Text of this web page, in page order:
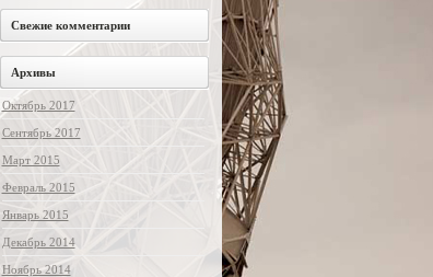
Свежие комментарии
Архивы
Октябрь 2017
Сентябрь 2017
Март 2015
Февраль 2015
Январь 2015
Декабрь 2014
Ноябрь 2014